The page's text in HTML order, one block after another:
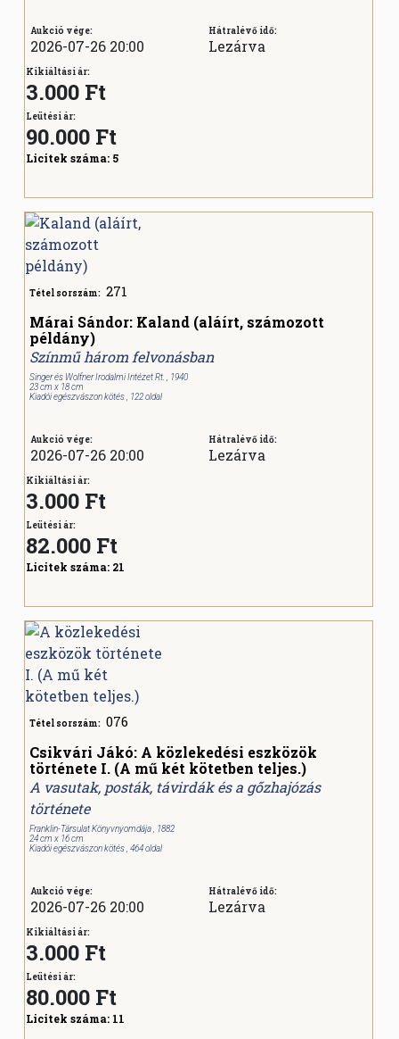
Aukció vége:
2026-07-26 20:00
Hátralévő idő:
Lezárva
Kikiáltási ár:
3.000 Ft
Leütési ár:
90.000 Ft
Licitek száma: 5
Tétel sorszám: 271
Márai Sándor: Kaland (aláírt, számozott
példány)
Színmű három felvonásban
Singer és Wolfner Irodalmi Intézet Rt. , 1940
23 cm x 18 cm
Kiadói egészvászon kötés , 122 oldal
Aukció vége:
2026-07-26 20:00
Hátralévő idő:
Lezárva
Kikiáltási ár:
3.000 Ft
Leütési ár:
82.000 Ft
Licitek száma: 21
Tétel sorszám: 076
Csikvári Jákó: A közlekedési eszközök
története I. (A mű két kötetben teljes.)
A vasutak, posták, távirdák és a gőzhajózás
története
Franklin-Társulat Könyvnyomdája , 1882
24 cm x 16 cm
Kiadói egészvászon kötés , 464 oldal
Aukció vége:
2026-07-26 20:00
Hátralévő idő:
Lezárva
Kikiáltási ár:
3.000 Ft
Leütési ár:
80.000 Ft
Licitek száma: 11